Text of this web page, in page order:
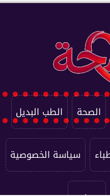
الصحة الطب البديل
سياسة الخصوصية